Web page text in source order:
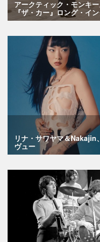
アークティック・モンキ
『ザ・カー』ロング・イ
リナ・サワヤマ＆Nakajin
ヴュー